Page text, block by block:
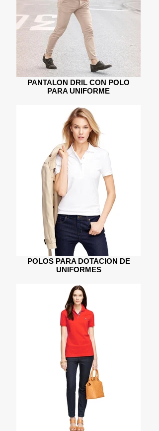
PANTALON DRIL CON POLO
PARA UNIFORME
POLOS PARA DOTACION DE
UNIFORMES